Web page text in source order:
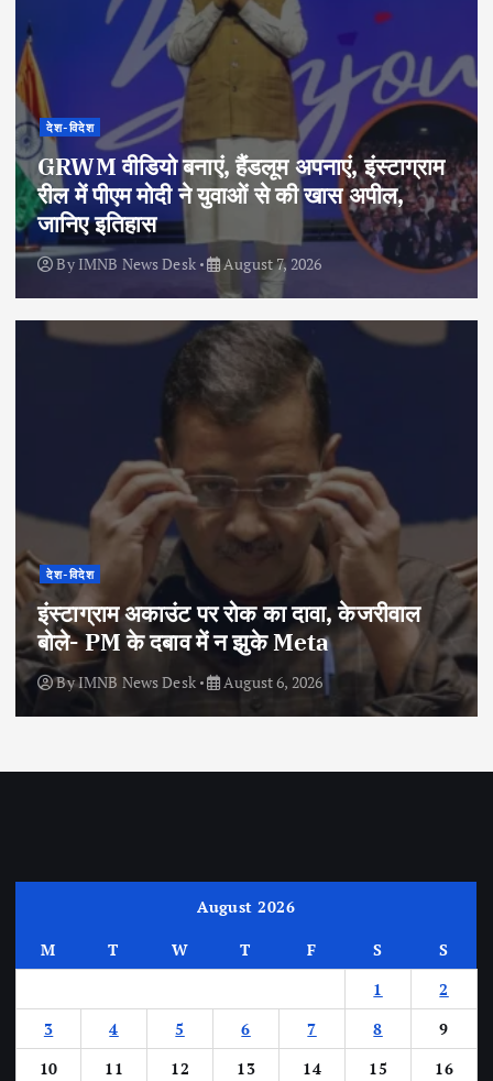
देश-विदेश
GRWM वीडियो बनाएं, हैंडलूम अपनाएं, इंस्टाग्राम
रील में पीएम मोदी ने युवाओं से की खास अपील,
जानिए इतिहास
By IMNB News Desk August 7, 2026
देश-विदेश
इंस्टाग्राम अकाउंट पर रोक का दावा, केजरीवाल
बोले- PM के दबाव में न झुके Meta
ByIMNB News Desk August 6, 2026
August 2026
M T W T F S
S
1
2
3
4 5 6 7 8
9
10
11 12 13 14 15
16